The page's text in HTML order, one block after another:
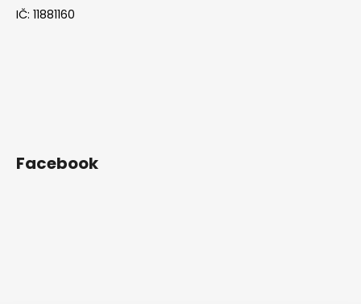
IČ: 11881160
Facebook